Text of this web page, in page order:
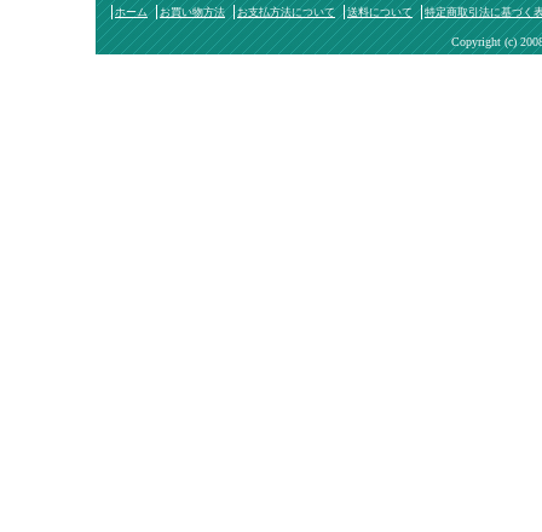
ホーム お買い物方法 お支払方法について 送料について 特定商取引法に基づく
Copyright (c)